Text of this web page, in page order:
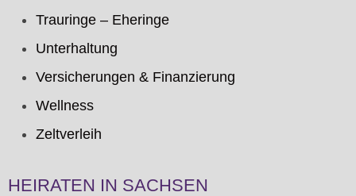
Trauringe – Eheringe
Unterhaltung
Versicherungen & Finanzierung
Wellness
Zeltverleih
HEIRATEN IN SACHSEN